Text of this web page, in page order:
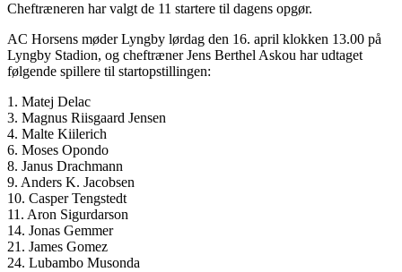
Cheftræneren har valgt de 11 startere til dagens opgør.
AC Horsens møder Lyngby lørdag den 16. april klokken 13.00 på
Lyngby Stadion, og cheftræner Jens Berthel Askou har udtaget
følgende spillere til startopstillingen:
1. Matej Delac
3. Magnus Riisgaard Jensen
4. Malte Kiilerich
6. Moses Opondo
8. Janus Drachmann
9. Anders K. Jacobsen
10. Casper Tengstedt
11. Aron Sigurdarson
14. Jonas Gemmer
21. James Gomez
24. Lubambo Musonda